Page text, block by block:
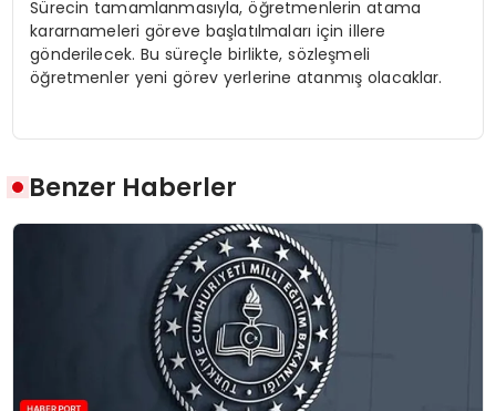
Sürecin tamamlanmasıyla, öğretmenlerin atama
kararnameleri göreve başlatılmaları için illere
gönderilecek. Bu süreçle birlikte, sözleşmeli
öğretmenler yeni görev yerlerine atanmış olacaklar.
Benzer Haberler